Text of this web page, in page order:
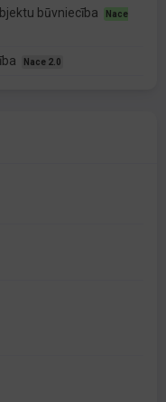
būvniecība
Nace
Nace 2.0